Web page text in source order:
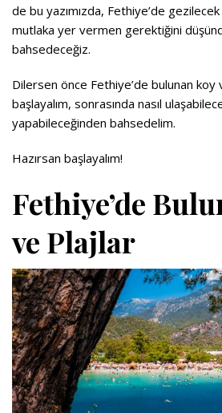
de bu yazımızda, Fethiye’de
mutlaka yer vermen gerektiğini
bahsedeceğiz.
Dilersen önce Fethiye’de bulunan koy
başlayalım, sonrasında nasıl
yapabileceğinden bahsedelim.
Hazırsan başlayalım!
Fethiye’de
ve Plajlar